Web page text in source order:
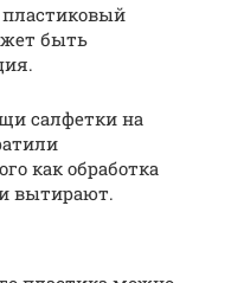
быть
салфетки на
как обработка
вытирают.